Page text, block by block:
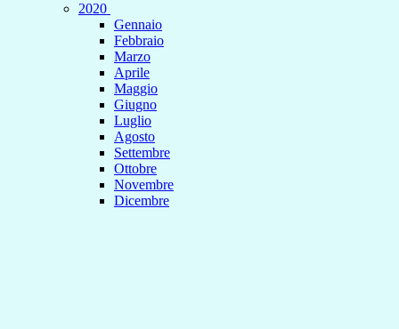
2020
Gennaio
Febbraio
Marzo
Aprile
Maggio
Giugno
Luglio
Agosto
Settembre
Ottobre
Novembre
Dicembre